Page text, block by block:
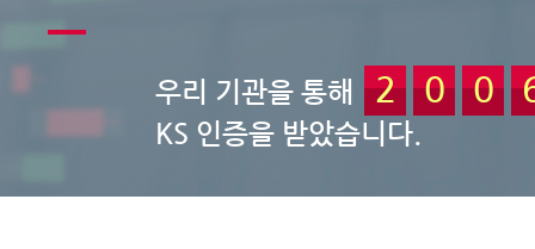
우리 기관을 통해 2 0 0
KS 인증을 받았습니다.